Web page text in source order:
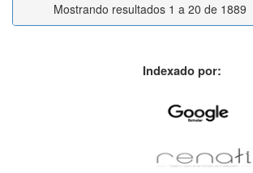
Mostrando resultados 1 a 20 de 1889
Indexado por: